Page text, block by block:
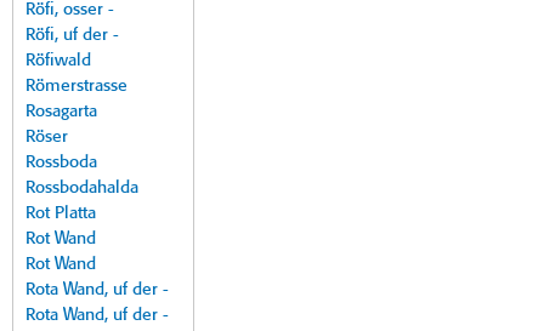
Röfi, osser -
Röfi, uf der -
Röfiwald
Römerstrasse
Rosagarta
Röser
Rossboda
Rossbodahalda
Rot Platta
Rot Wand
Rot Wand
Rota Wand, uf der -
Rota Wand, uf der -